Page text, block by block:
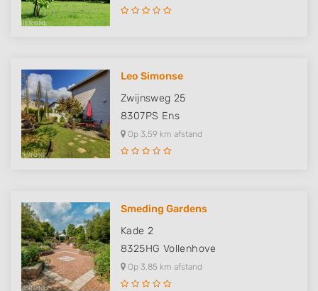
Leo Simonse
Zwijnsweg 25
8307PS Ens
Op 3,59 km afstand
Smeding Gardens
Kade 2
8325HG Vollenhove
Op 3,85 km afstand